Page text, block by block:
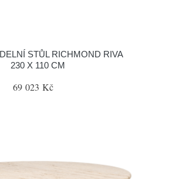
STŮL RICHMOND RIVA
230 X 110 CM
69 023 Kč